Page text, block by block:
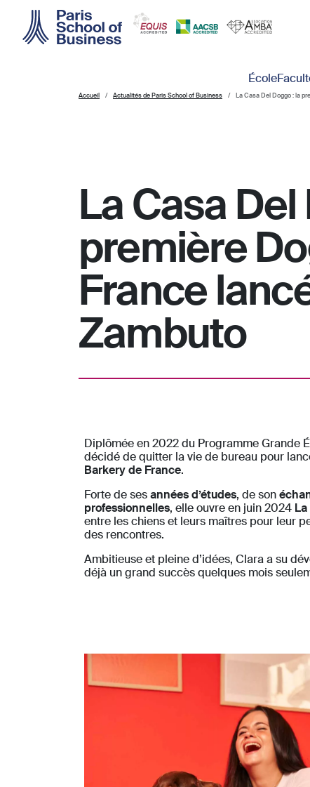
École
Accueil Actualités de Paris School of Business La Casa Del Doggo : la
La Casa
première
France
Zambuto
Diplômée en 2022 du Programme Grande
décidé de quitter la vie de bureau pour
Barkery de France.
Forte de sesannées d’études, de son
professionnelles, elle ouvre en juin 2024
entre les chiens et leurs maîtres pour leur
des rencontres.
Ambitieuse et pleine d’idées, Clara a su
déjà un grand succès quelques mois